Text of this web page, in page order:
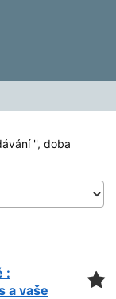
'', doba
:
a vaše